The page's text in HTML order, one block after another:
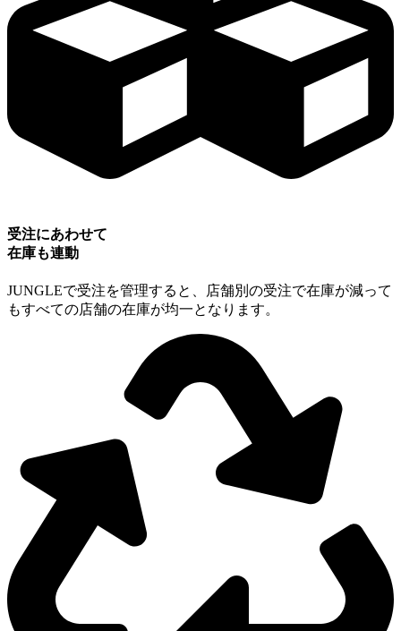
受注にあわせて
在庫も連動
JUNGLEで受注を管理すると、店舗別の受注で在庫が減って
もすべての店舗の在庫が均一となります。